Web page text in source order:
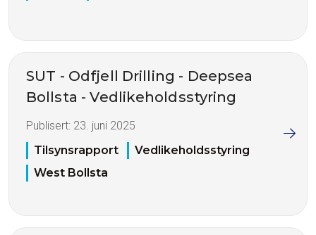
SUT - Odfjell Drilling - Deepsea
Bollsta - Vedlikeholdsstyring
Publisert: 23. juni 2025
Tilsynsrapport
Vedlikeholdsstyring
West Bollsta